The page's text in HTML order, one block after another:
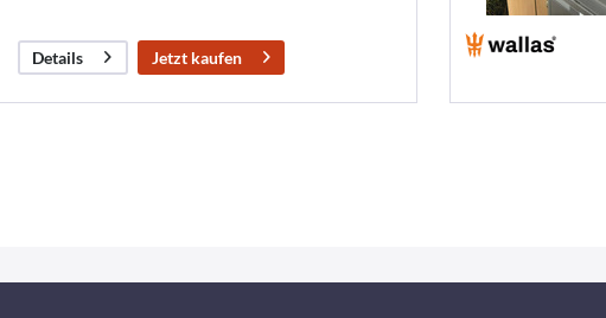
Details Jetzt kaufen